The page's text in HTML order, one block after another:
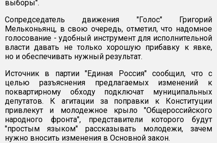
выборы".
Сопредседатель движения "Голос" Григорий
Мельконьянц, в свою очередь, отметил, что надомное
голосование - удобный инструмент для исполнительной
власти давать не только хорошую прибавку к явке,
но и обеспечивать нужный результат.
Источник в партии "Единая Россия" сообщил, что с
целью разъяснения предлагаемых изменений к
поквартирному обходу подключат муниципальных
депутатов. К агитации за поправки к Конституции
привлекут и молодежное крыло "Общероссийского
народного фронта", представители которого будут
"простым языком" рассказывать молодежи, зачем
нужно вносить изменения в Основной закон.